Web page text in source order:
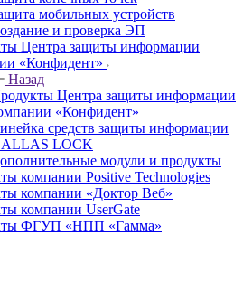
мобильных устройств
и проверка ЭП
Центра защиты информации
«Конфидент»
Назад
Центра защиты информации
«Конфидент»
средств защиты информации
LOCK
модули и продукты
компании Positive Technologies
компании «Доктор Веб»
компании UserGate
ФГУП «НПП «Гамма»